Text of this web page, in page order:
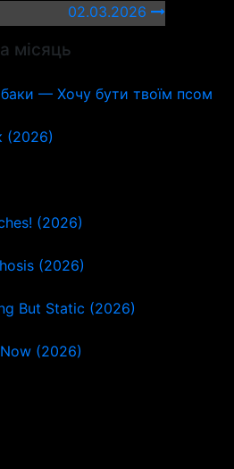
02.03.2026
місяць
— Хочу бути твоїм псом
(2026)
(2026)
(2026)
But Static (2026)
(2026)